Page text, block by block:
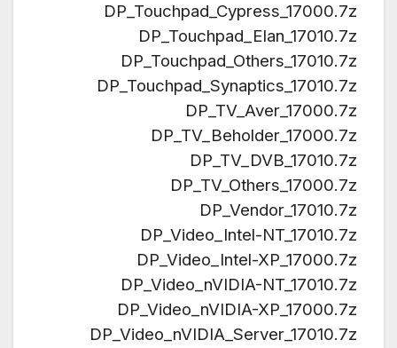
DP_Touchpad_Cypress_17000.7z
DP_Touchpad_Elan_17010.7z
DP_Touchpad_Others_17010.7z
DP_Touchpad_Synaptics_17010.7z
DP_TV_Aver_17000.7z
DP_TV_Beholder_17000.7z
DP_TV_DVB_17010.7z
DP_TV_Others_17000.7z
DP_Vendor_17010.7z
DP_Video_Intel-NT_17010.7z
DP_Video_Intel-XP_17000.7z
DP_Video_nVIDIA-NT_17010.7z
DP_Video_nVIDIA-XP_17000.7z
DP_Video_nVIDIA_Server_17010.7z